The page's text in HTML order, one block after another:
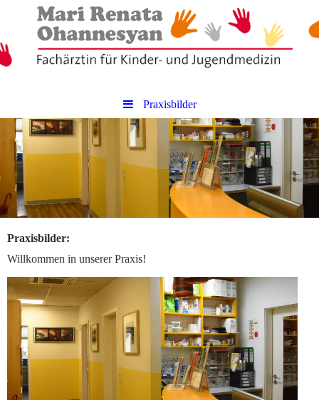
Praxisbilder
Praxisbilder:
Willkommen in unserer Praxis!